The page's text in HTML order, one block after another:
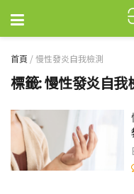
首頁 /慢性發炎自我檢測
標籤:慢性發炎自我